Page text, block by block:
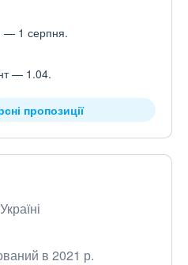
— 1 серпня.
— 1.04.
пропозиції
в 2021 р.